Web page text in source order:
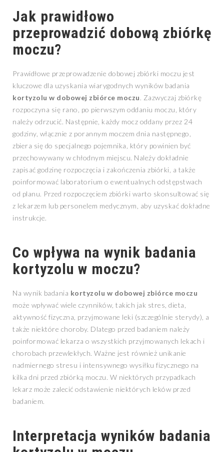
Jak prawidłowo
przeprowadzić dobową zbiórkę
moczu?
Prawidłowe przeprowadzenie dobowej zbiórki moczu jest
kluczowe dla uzyskania wiarygodnych wyników badania
kortyzolu w dobowej zbiórce moczu. Zazwyczaj zbiórkę
rozpoczyna się rano, po pierwszym oddaniu moczu, który
należy odrzucić. Następnie, każdy mocz oddany przez 24
godziny, włącznie z porannym moczem dnia następnego,
zbiera się do specjalnego pojemnika, który powinien być
przechowywany w chłodnym miejscu. Należy dokładnie
zapisać godzinę rozpoczęcia i zakończenia zbiórki, a także
poinformować laboratorium o ewentualnych odstępstwach
od planu. Przed rozpoczęciem zbiórki warto skonsultować się
z lekarzem lub personelem medycznym, aby uzyskać dokładne
instrukcje.
Co wpływa na wynik badania
kortyzolu w moczu?
Na wynik badania kortyzolu w dobowej zbiórce moczu
może wpływać wiele czynników, takich jak stres, dieta,
aktywność fizyczna, przyjmowane leki (szczególnie sterydy), a
także niektóre choroby. Dlatego przed badaniem należy
poinformować lekarza o wszystkich przyjmowanych lekach i
chorobach przewlekłych. Ważne jest również unikanie
nadmiernego stresu i intensywnego wysiłku fizycznego na
kilka dni przed zbiórką moczu. W niektórych przypadkach
lekarz może zalecić odstawienie niektórych leków przed
badaniem.
Interpretacja wyników badania